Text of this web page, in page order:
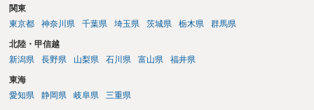
関東
東京都
神奈川県 千葉県 埼玉県 茨城県 栃木県 群馬県
北陸・甲信越
新潟県
長野県 山梨県 石川県 富山県 福井県
東海
愛知県
静岡県 岐阜県 三重県